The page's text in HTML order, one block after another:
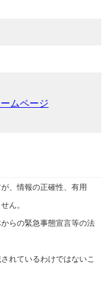
ムページ
、情報の正確性、有用
ん。
らの緊急事態宣言等の法
れているわけではないこ